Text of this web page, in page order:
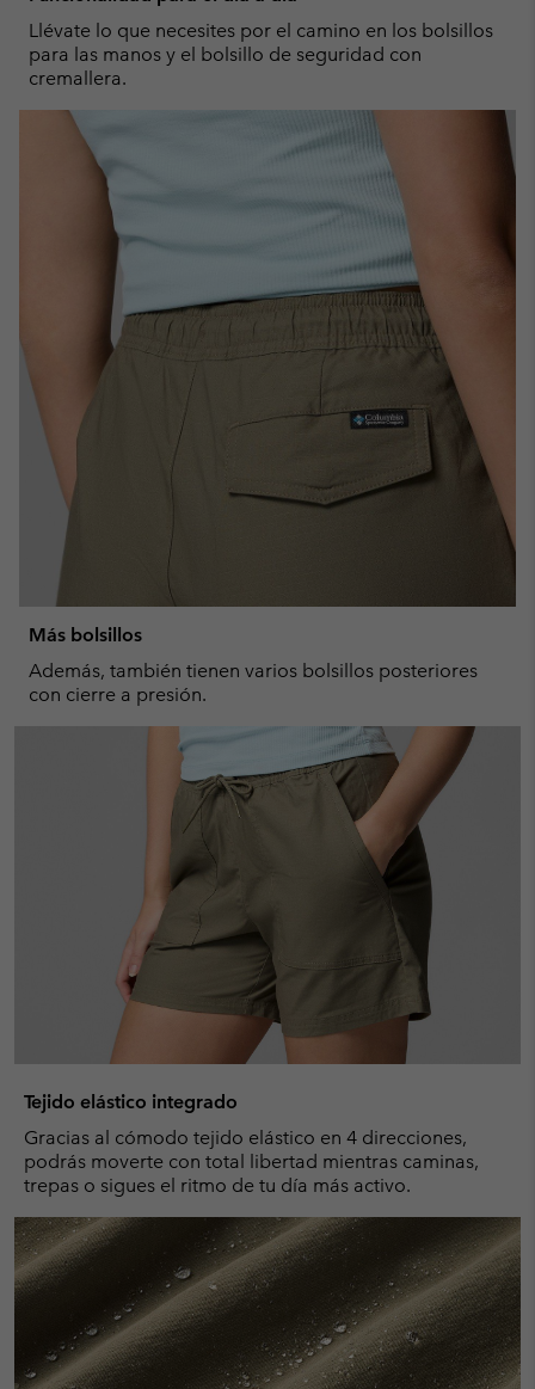
Llévate lo que necesites por el camino en los bolsillos
para las manos y el bolsillo de seguridad con
cremallera.
Más bolsillos
Además, también tienen varios bolsillos posteriores
con cierre a presión.
Tejido elástico integrado
Gracias al cómodo tejido elástico en 4 direcciones,
podrás moverte con total libertad mientras caminas,
trepas o sigues el ritmo de tu día más activo.